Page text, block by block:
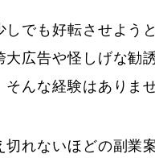
でも好転させよう
広告や怪しげな勧
んな経験はありま
れないほどの副業